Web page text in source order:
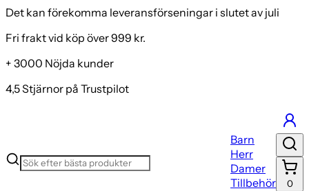
Det kan förekomma leveransförseningar i slutet av juli
Fri frakt vid köp över 999 kr.
+ 3000 Nöjda kunder
4,5 Stjärnor på Trustpilot
Barn
Herr
Damer
Tillbehör
0